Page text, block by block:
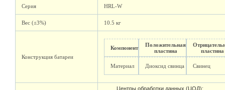
Серия HRL-W
Вес (±3%) 10.5 кг
Конструкция батареи
Компонент
Положительная
пластина
пластина
Материал Диоксид свинца Свинец